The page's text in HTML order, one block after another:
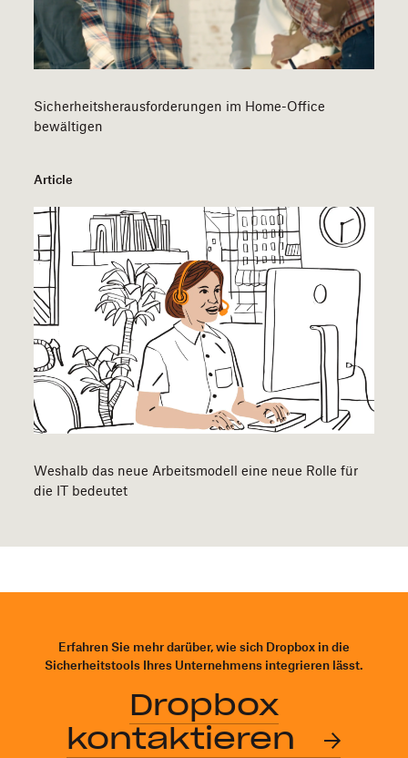
Sicherheitsherausforderungen im Home-Office
bewältigen
Article
Weshalb das neue Arbeitsmodell eine neue Rolle für
die IT bedeutet
Erfahren Sie mehr darüber, wie sich Dropbox in die
Sicherheitstools Ihres Unternehmens integrieren lässt.
Dropbox
kontaktieren